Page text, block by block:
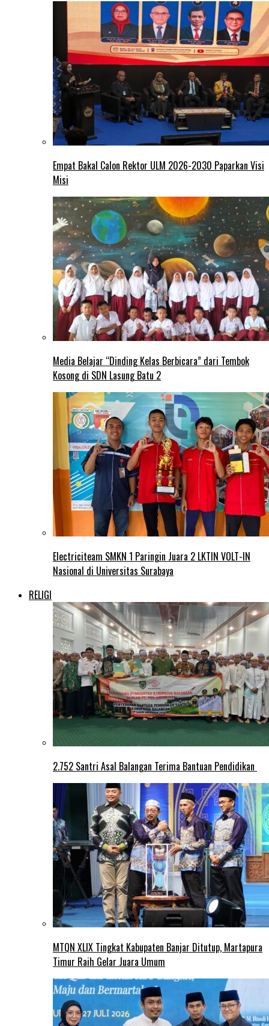
Empat Bakal Calon Rektor ULM 2026-2030 Paparkan Visi
Misi
Media Belajar “Dinding Kelas Berbicara” dari Tembok
Kosong di SDN Lasung Batu 2
Electriciteam SMKN 1 Paringin Juara 2 LKTIN VOLT-IN
Nasional di Universitas Surabaya
RELIGI
2.752 Santri Asal Balangan Terima Bantuan Pendidikan
MTQN XLIX Tingkat Kabupaten Banjar Ditutup, Martapura
Timur Raih Gelar Juara Umum